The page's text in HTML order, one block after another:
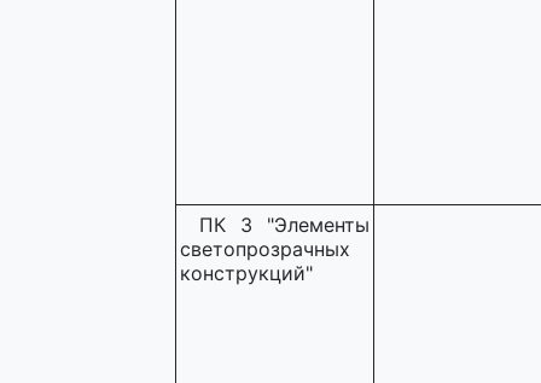
ПК 3 "Элементы
светопрозрачных
конструкций"